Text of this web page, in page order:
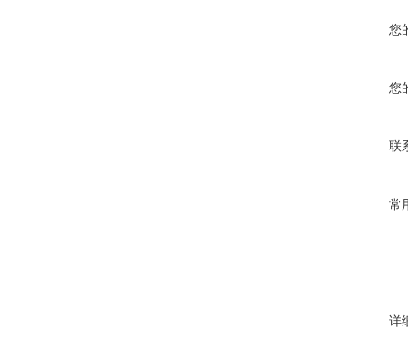
您
您
联
常
详